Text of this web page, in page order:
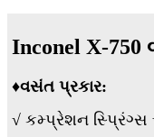
Inconel X-750
♦વસંત પ્રકાર:
√ કમ્પ્રેશન